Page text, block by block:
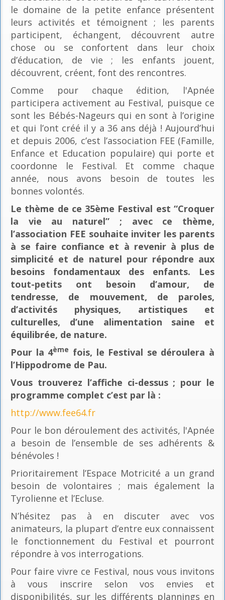
le domaine de la petite enfance présentent
leurs activités et témoignent ; les parents
participent, échangent, découvrent autre
chose ou se confortent dans leur choix
d’éducation, de vie ; les enfants jouent,
découvrent, créent, font des rencontres.
Comme pour chaque édition, l'Apnée
participera activement au Festival, puisque ce
sont les Bébés-Nageurs qui en sont à l’origine
et qui l’ont créé il y a 36 ans déjà ! Aujourd’hui
et depuis 2006, c’est l’association FEE (Famille,
Enfance et Education populaire) qui porte et
coordonne le Festival. Et comme chaque
année, nous avons besoin de toutes les
bonnes volontés.
Le thème de ce 35ème Festival est “Croquer
la vie au naturel” ; avec ce thème,
l’association FEE souhaite inviter les parents
à se faire confiance et à revenir à plus de
simplicité et de naturel pour répondre aux
besoins fondamentaux des enfants. Les
tout-petits ont besoin d’amour, de
tendresse, de mouvement, de paroles,
d’activités physiques, artistiques et
culturelles, d’une alimentation saine et
équilibrée, de nature.
Pour la 4ème fois, le Festival se déroulera à
l’Hippodrome de Pau.
Vous trouverez l’affiche ci-dessus ; pour le
programme complet c’est par là :
http://www.fee64.fr
Pour le bon déroulement des activités, l'Apnée
a besoin de l’ensemble de ses adhérents &
bénévoles !
Prioritairement l’Espace Motricité a un grand
besoin de volontaires ; mais également la
Tyrolienne et l’Ecluse.
N’hésitez pas à en discuter avec vos
animateurs, la plupart d’entre eux connaissent
le fonctionnement du Festival et pourront
répondre à vos interrogations.
Pour faire vivre ce Festival, nous vous invitons
à vous inscrire selon vos envies et
disponibilités, sur les différents plannings en